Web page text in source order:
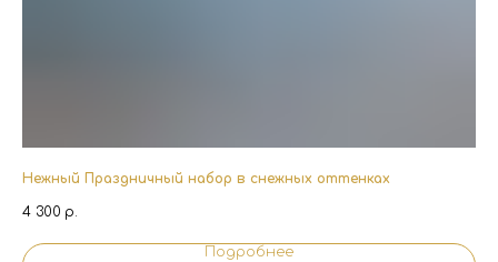
Нежный Праздничный набор в снежных оттенках
4 300 р.
Подробнее